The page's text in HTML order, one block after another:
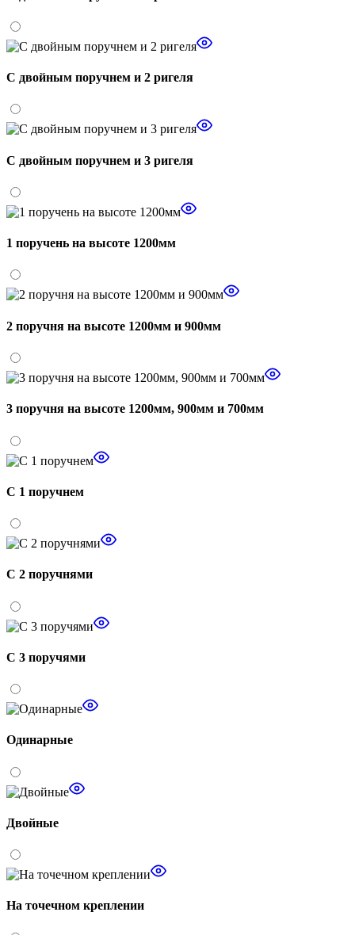
С двойным поручнем и 2 ригеля
С двойным поручнем и 3 ригеля
1 поручень на высоте 1200мм
2 поручня на высоте 1200мм и 900мм
3 поручня на высоте 1200мм, 900мм и 700мм
С 1 поручнем
С 2 поручнями
С 3 поручями
Одинарные
Двойные
На точечном креплении